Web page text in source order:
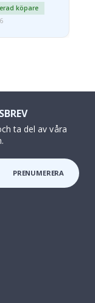
köpare
ta del av våra
PRENUMERERA